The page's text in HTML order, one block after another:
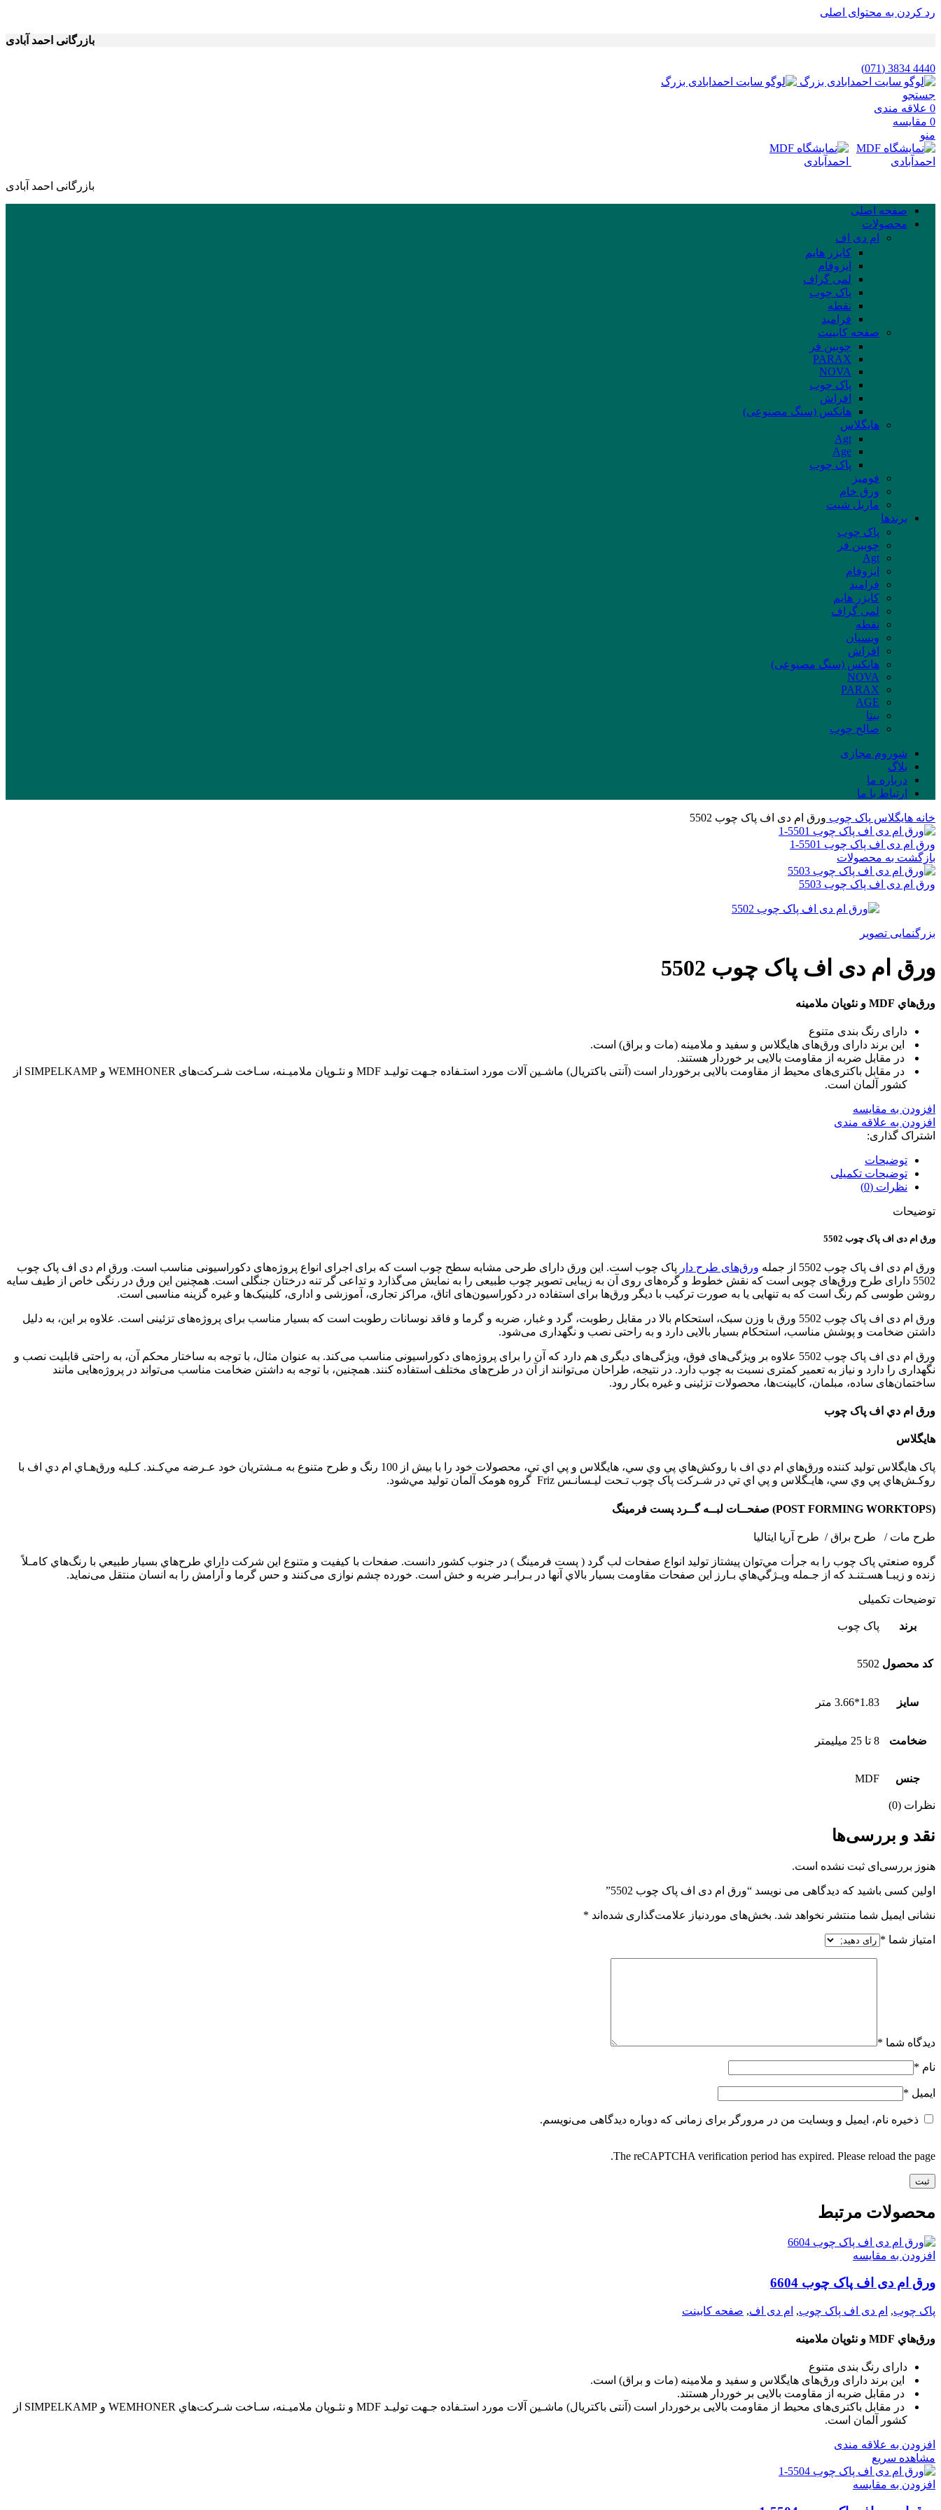
رد کردن به محتوای اصلی
بازرگانی احمد آبادی
4440 3834 (071)
جستجو
0 علاقه مندی
0 مقایسه
منو
بازرگانی احمد آبادی
صفحه اصلی
محصولات
ام دی اف
کایزر هایم
ایزوفام
لمی گراف
پاک چوب
نقطه
فرامید
صفحه کابینت
چوبین فر
PARAX
NOVA
پاک چوب
افراش
هانکس (سنگ مصنوعی)
هایگلاس
Agt
Age
پاک چوب
فومیز
ورق خام
ماربل شیت
برند‌ها
پاک چوب
چوبین فر
Agt
ایزوفام
فرامید
کایزر هایم
لمی گراف
نقطه
ویسپان
افراش
هانکس (سنگ مصنوعی)
NOVA
PARAX
AGE
بیتا
صالح چوب
شوروم مجازی
بلاگ
درباره ما
ارتباط با ما
خانه هایگلاس پاک چوب ورق ام دی اف پاک چوب 5502
ورق ام دی اف پاک چوب 5501-1
بازگشت به محصولات
ورق ام دی اف پاک چوب 5503
بزرگنمایی تصویر
ورق ام دی اف پاک چوب 5502
ورق‌هاي MDF و نئوپان ملامينه
دارای رنگ بندی متنوع
این برند دارای ورق‌های هایگلاس و سفید و ملامینه (مات و براق) است.
در مقابل ضربه از مقاومت بالایی بر خوردار هستند.
در مقابل باکتری‌های محیط از مقاومت بالایی برخوردار است (آنتی باکتریال) ماشـين آلات مورد استـفاده جـهت توليـد MDF و نئـوپان ملاميـنه، سـاخت شـرکت‌های WEMHONER و SIMPELKAMP از
کشور آلمان است.
افزودن به مقایسه
افزودن به علاقه مندی
اشتراک گذاری:
توضیحات
توضیحات تکمیلی
نظرات (0)
توضیحات
ورق ام دی اف پاک چوب 5502
ورق ام دی اف پاک چوب 5502 از جمله ورق‌های طرح دار پاک چوب است. این ورق دارای طرحی مشابه سطح چوب است که برای اجرای انواع پروژه‌های دکوراسیونی مناسب است. ورق ام دی اف پاک چوب
5502 دارای طرح ورق‌های چوبی است که نقش خطوط و گره‌های روی آن به زیبایی تصویر چوب طبیعی را به نمایش می‌گذارد و تداعی گر تنه درختان جنگلی است. همچنین این ورق در رنگی خاص از طیف سایه
روشن طوسی کم رنگ است که به تنهایی یا به صورت ترکیب با دیگر ورق‌ها برای استفاده در دکوراسیون‌های اتاق، مراکز تجاری، آموزشی و اداری، کلینیک‌ها و غیره گزینه مناسبی است.
ورق ام دی اف پاک چوب 5502 ورق با وزن سبک، استحکام بالا در مقابل رطوبت، گرد و غبار، ضربه و گرما و فاقد نوسانات رطوبت است که بسیار مناسب برای پروژه‌های تزئینی است. علاوه بر این، به دلیل
داشتن ضخامت و پوشش مناسب، استحکام بسیار بالایی دارد و به راحتی نصب و نگهداری می‌شود.
ورق ام دی اف پاک چوب 5502 علاوه بر ویژگی‌های فوق، ویژگی‌های دیگری هم دارد که آن را برای پروژه‌های دکوراسیونی مناسب می‌کند. به عنوان مثال، با توجه به ساختار محکم آن، به راحتی قابلیت نصب و
نگهداری را دارد و نیاز به تعمیر کمتری نسبت به چوب دارد. در نتیجه، طراحان می‌توانند از آن در طرح‌های مختلف استفاده کنند. همچنین، با توجه به داشتن ضخامت مناسب می‌تواند در پروژه‌هایی مانند
ساختمان‌های ساده، مبلمان، کابینت‌ها، محصولات تزئینی و غیره بکار رود.
ورق ام دي اف پاک چوب
هایگلاس
پاک هايگلاس توليد کننده ورق‌هاي ام دي اف با روکش‌هاي پي وي سي، هايگلاس و پي اي تي، محصولات خود را با بيش از 100 رنگ و طرح متنوع به مـشتريان خود عـرضه مي‌کـند. کـليه ورق‌هـاي ام دي اف با
روکـش‌هاي پي وي سي، هايـگلاس و پي اي تي در شـرکت پاک چوب تـحت ليـسانـس Friz گروه هومک آلمان توليد مي‌شود.
(POST FORMING WORKTOPS) صفحــات لبــه گــرد پست فرمينگ
طرح مات / طرح براق / طرح آرپا ايتاليا
گروه صنعتي پاک چوب را به جرأت مي‌توان پيشتاز توليد انواع صفحات لب گرد ( پست فرمينگ ) در جنوب کشور دانست. صفحات با کيفيت و متنوع اين شرکت داراي طرح‌هاي بسيار طبيعي با رنگ‌هاي کامـلاً
زنده و زيبـا هسـتنـد که از جـمله ويـژگي‌هاي بـارز اين صفحات مقاومت بسيار بالاي آنها در بـرابـر ضربه و خش است. خورده چشم نوازی می‌کنند و حس گرما و آرامش را به انسان منتقل می‌نماید.
توضیحات تکمیلی
برند پاک چوب
کد محصول 5502
سایز 1.83*3.66 متر
ضخامت 8 تا 25 میلیمتر
جنس MDF
نظرات (0)
نقد و بررسی‌ها
هنوز بررسی‌ای ثبت نشده است.
اولین کسی باشید که دیدگاهی می نویسد “ورق ام دی اف پاک چوب 5502”
نشانی ایمیل شما منتشر نخواهد شد. بخش‌های موردنیاز علامت‌گذاری شده‌اند *
امتیاز شما *
دیدگاه شما *
نام *
ایمیل *
ذخیره نام، ایمیل و وبسایت من در مرورگر برای زمانی که دوباره دیدگاهی می‌نویسم.
The reCAPTCHA verification period has expired. Please reload the page.
محصولات مرتبط
افزودن به مقایسه
ورق ام دی اف پاک چوب 6604
پاک چوب, ام دی اف پاک چوب, ام دی اف, صفحه کابینت
ورق‌هاي MDF و نئوپان ملامينه
دارای رنگ بندی متنوع
این برند دارای ورق‌های هایگلاس و سفید و ملامینه (مات و براق) است.
در مقابل ضربه از مقاومت بالایی بر خوردار هستند.
در مقابل باکتری‌های محیط از مقاومت بالایی برخوردار است (آنتی باکتریال) ماشـين آلات مورد استـفاده جـهت توليـد MDF و نئـوپان ملاميـنه، سـاخت شـرکت‌هاي WEMHONER و SIMPELKAMP از
کشور آلمان است.
افزودن به علاقه مندی
مشاهده سریع
افزودن به مقایسه